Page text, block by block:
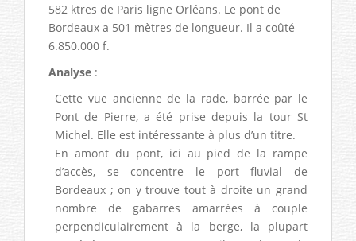
582 ktres de Paris ligne Orléans. Le pont de
Bordeaux a 501 mètres de longueur. Il a coûté
6.850.000 f.
Analyse :
Cette vue ancienne de la rade, barrée par le
Pont de Pierre, a été prise depuis la tour St
Michel. Elle est intéressante à plus d’un titre.
En amont du pont, ici au pied de la rampe
d’accès, se concentre le port fluvial de
Bordeaux ; on y trouve tout à droite un grand
nombre de gabarres amarrées à couple
perpendiculairement à la berge, la plupart